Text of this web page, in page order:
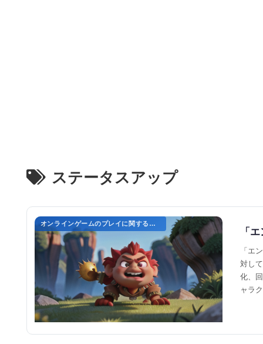
ステータスアップ
オンラインゲームのプレイに関する用語
「
「エ
対し
化、
ャラ